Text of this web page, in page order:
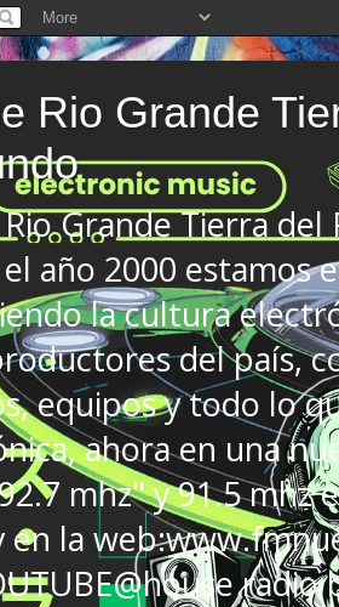
Rio Grande
Rio Grande Tierra
año 2000 estamos
la cultura
del país,
equipos y todo lo
ahora en una
mhz" y 91.5 mhz
en la
radio